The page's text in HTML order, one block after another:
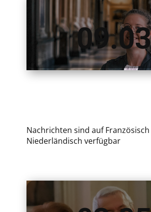
Nachrichten sind auf
Niederländisch verfügbar